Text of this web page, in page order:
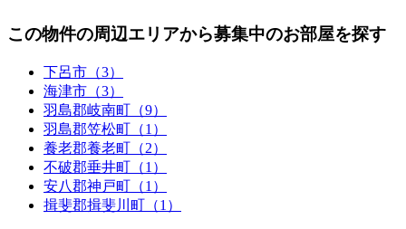
この物件の周辺エリアから募集中のお部屋を探す
下呂市（3）
海津市（3）
羽島郡岐南町（9）
羽島郡笠松町（1）
養老郡養老町（2）
不破郡垂井町（1）
安八郡神戸町（1）
揖斐郡揖斐川町（1）